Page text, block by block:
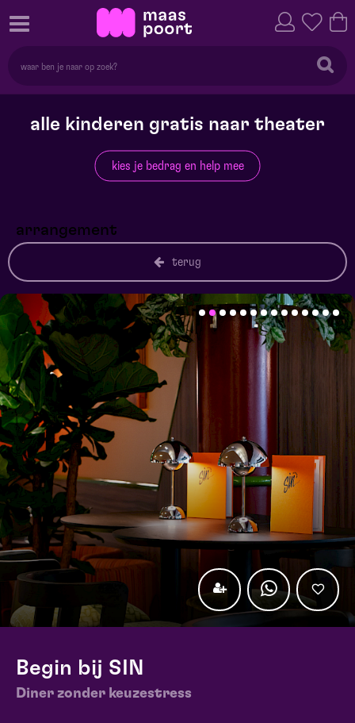
alle kinderen gratis naar theater
kies je bedrag en help mee
arrangement
terug
Begin bij SIN
Diner zonder keuzestress